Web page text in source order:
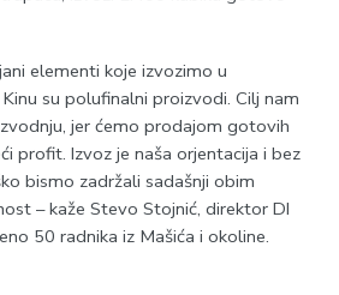
elementi koje izvozimo u
Kinu su polufinalni proizvodi. Cilj nam
jer ćemo prodajom gotovih
profit. Izvoz je naša orjentacija i bez
bismo zadržali sadašnji obim
– kaže Stevo Stojnić, direktor DI
50 radnika iz Mašića i okoline.